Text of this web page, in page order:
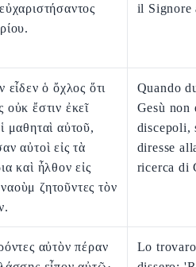
il Signore
εἶδεν ὁ ὄχλος ὅτι
οὐκ ἔστιν ἐκεῖ
μαθηταὶ αὐτοῦ,
αὐτοὶ εἰς τὰ
καὶ ἦλθον εἰς
ζητοῦντες τὸν
Quando
Gesù non
discepoli,
diresse
ricerca di
αὐτὸν πέραν
Lo